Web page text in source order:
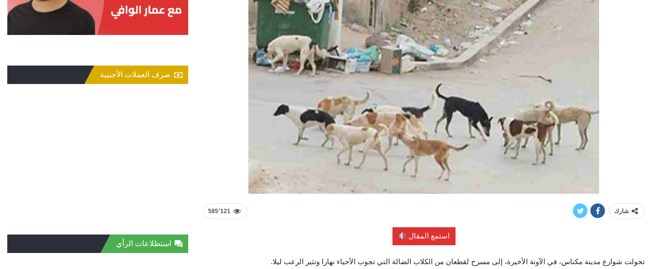
585٬121 شارك
استمع المقال
تحولت شوارع مدينة مكناس، في الآونة الأخيرة، إلى مسرح لقطعان من الكلاب الضالة التي تجوب الأحياء نهارا وتثير الرعب ليلا.
صرف العملات الأجنبية
استطلاعات الرأي